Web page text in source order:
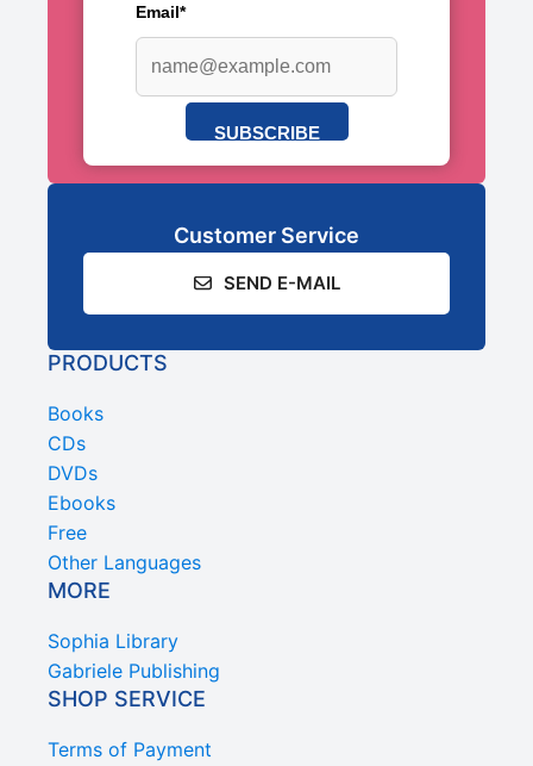
Email*
SUBSCRIBE
Customer Service
SEND E-MAIL
PRODUCTS
Books
CDs
DVDs
Ebooks
Free
Other Languages
MORE
Sophia Library
Gabriele Publishing
SHOP SERVICE
Terms of Payment